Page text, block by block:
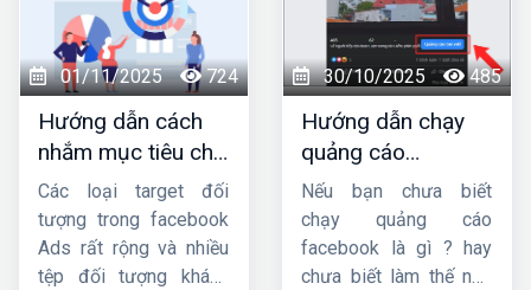
dùng thì tỷ lệ chuyển
đổi vẫn thấp. Vì vậy,
việc nắm vữngcách
tạo đối tượng quảng
cáo trên Facebook
kỹ năng bắt buộc đối
với bất kỳ nhà quảng
cáo nào, dù bạn là
người mới hay đã chạy
Ads lâu năm.
tra tài khoản quảng
cáo Facebookđơn
giản và hiệu quả, giúp
bạn nắm bắt mọi thông
tin cần thiết để tối ưu
hóa chiến dịch.
01/11/2025 724
Hướng dẫn cách
nhắm mục tiêu chi
tiết trong quảng
cáo facebook
Các loại target đối
tượng trong facebook
Ads rất rộng và nhiều
tệp đối tượng khách
30/10/2025 485
Hướng dẫn chạy
quảng cáo
facebook từ a đến
z từ chuyên gia
Nếu bạn chưa biết
chạy quảng cáo
facebook là gì ? hay
chưa biết làm thế nào